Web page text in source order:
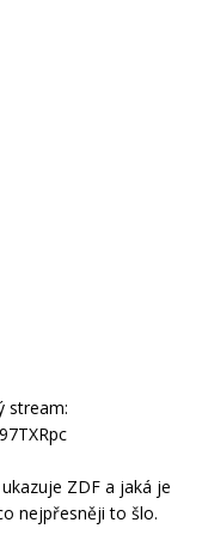
stream:
ZDF a jaká je
nejpřesněji to šlo.